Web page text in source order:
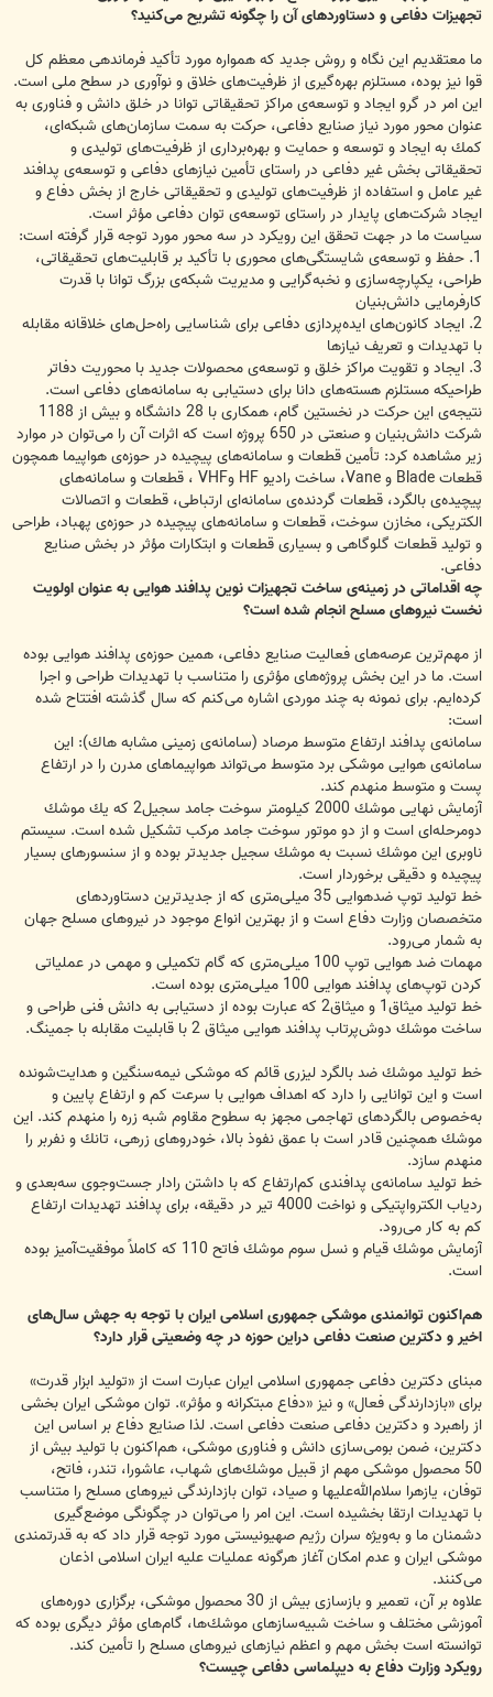
تجهیزات دفاعی و دستاوردهای آن را چگونه تشریح می‌كنید؟
ما معتقدیم این نگاه و روش جدید كه همواره مورد تأكید فرماندهی معظم كل
قوا نیز بوده، مستلزم بهره‌گیری از ظرفیت‌های خلاق و نوآوری در سطح ملی است.
این امر در گرو ایجاد و توسعه‌ی مراكز تحقیقاتی توانا در خلق دانش و فناوری به
عنوان محور مورد نیاز صنایع دفاعی، حركت به سمت سازمان‌های شبكه‌ای،
كمك به ایجاد و توسعه و حمایت و بهره‌برداری از ظرفیت‌های تولیدی و
تحقیقاتی بخش غیر دفاعی در راستای تأمین نیازهای دفاعی و توسعه‌ی پدافند
غیر عامل و استفاده از ظرفیت‌های تولیدی و تحقیقاتی خارج از بخش دفاع و
ایجاد شركت‌های پایدار در راستای توسعه‌ی توان دفاعی مؤثر است.
سیاست ما در جهت تحقق این رویكرد در سه محور مورد توجه قرار گرفته است:
1. حفظ و توسعه‌ی شایستگی‌های محوری با تأكید بر قابلیت‌های تحقیقاتی،
طراحی، یكپارچه‌سازی و نخبه‌گرایی و مدیریت شبكه‌ی بزرگ توانا با قدرت
كارفرمایی دانش‌بنیان
2. ایجاد كانون‌های ایده‌پردازی دفاعی برای شناسایی راه‌حل‌های خلاقانه مقابله
با تهدیدات و تعریف نیازها
3. ایجاد و تقویت مراكز خلق و توسعه‌ی محصولات جدید با محوریت دفاتر
طراحیكه مستلزم هسته‌های دانا برای دستیابی به سامانه‌های دفاعی است.
نتیجه‌ی این حركت در نخستین گام، همكاری با 28 دانشگاه و بیش از 1188
شركت دانش‌بنیان و صنعتی در 650 پروژه است كه اثرات آن را می‌توان در موارد
زیر مشاهده كرد: تأمین قطعات و سامانه‌های پیچیده در حوزه‌ی هواپیما همچون
قطعات Blade و Vane، ساخت رادیو HF وVHF ، قطعات و سامانه‌های
پیچیده‌ی بالگرد، قطعات گردنده‌ی سامانه‌ای ارتباطی، قطعات و اتصالات
الكتریكی، مخازن سوخت، قطعات و سامانه‌های پیچیده در حوزه‌ی پهباد، طراحی
و تولید قطعات گلوگاهی و بسیاری قطعات و ابتكارات مؤثر در بخش صنایع
دفاعی.
چه اقداماتی در زمینه‌ی ساخت تجهیزات نوین پدافند هوایی به عنوان اولویت
نخست نیروهای مسلح انجام شده است؟
از مهم‌ترین عرصه‌های فعالیت صنایع دفاعی، همین حوزه‌ی پدافند هوایی بوده
است. ما در این بخش پروژه‌های مؤثری را متناسب با تهدیدات طراحی و اجرا
كرده‌ایم. برای نمونه به چند موردی اشاره می‌كنم كه سال گذشته افتتاح شده
است:
سامانه‌ی پدافند ارتفاع متوسط مرصاد (سامانه‌ی زمینی مشابه هاك): این
سامانه‌ی هوایی موشكی برد متوسط می‌تواند هواپیماهای مدرن را در ارتفاع
پست و متوسط منهدم كند.
آزمایش نهایی موشك 2000 كیلومتر سوخت جامد سجیل2 كه یك موشك
دومرحله‌ای است و از دو موتور سوخت جامد مركب تشكیل شده است. سیستم
ناوبری این موشك نسبت به موشك سجیل جدیدتر بوده و از سنسورهای بسیار
پیچیده و دقیقی برخوردار است.
خط تولید توپ ضدهوایی 35 میلی‌متری كه از جدیدترین دستاوردهای
متخصصان وزارت دفاع است و از بهترین انواع موجود در نیروهای مسلح جهان
به شمار می‌رود.
مهمات ضد هوایی توپ 100 میلی‌متری كه گام تكمیلی و مهمی در عملیاتی
كردن توپ‌های پدافند هوایی 100 میلی‌متری بوده است.
خط تولید میثاق1 و میثاق2 كه عبارت بوده از دستیابی به دانش فنی طراحی و
ساخت موشك دوش‌پرتاب پدافند هوایی میثاق 2 با قابلیت مقابله با جمینگ.
خط تولید موشك ضد بالگرد لیزری قائم كه موشكی نیمه‌سنگین و هدایت‌شونده
است و این توانایی را دارد كه اهداف هوایی با سرعت كم و ارتفاع پایین و
به‌خصوص بالگردهای تهاجمی مجهز به سطوح مقاوم شبه زره را منهدم كند. این
موشك همچنین قادر است با عمق نفوذ بالا، خودروهای زرهی، تانك و نفربر را
منهدم سازد.
خط تولید سامانه‌ی پدافندی كم‌ارتفاع كه با داشتن رادار جست‌وجوی سه‌بعدی و
ردیاب الكترواپتیكی و نواخت 4000 تیر در دقیقه، برای پدافند تهدیدات ارتفاع
كم به كار می‌رود.
آزمایش موشك قیام و نسل سوم موشك فاتح 110 كه كاملاً موفقیت‌آمیز بوده
است.
هم‌اكنون توانمندی موشكی جمهوری اسلامی ایران با توجه به جهش سال‌های
اخیر و دكترین صنعت دفاعی دراین حوزه در چه وضعیتی قرار دارد؟
مبنای دكترین دفاعی جمهوری اسلامی ایران عبارت است از «تولید ابزار قدرت»
برای «بازدارندگی فعال» و نیز «دفاع مبتكرانه و مؤثر». توان موشكی ایران بخشی
از راهبرد و دكترین دفاعی صنعت دفاعی است. لذا صنایع دفاع بر اساس این
دكترین، ضمن بومی‌سازی دانش و فناوری موشكی، هم‌اكنون با تولید بیش از
50 محصول موشكی مهم از قبیل موشك‌های شهاب، عاشورا، تندر، فاتح،
توفان، یازهرا سلام‌الله‌علیها و صیاد، توان بازدارندگی نیروهای مسلح را متناسب
با تهدیدات ارتقا بخشیده است. این امر را می‌توان در چگونگی موضع‌گیری
دشمنان ما و به‌ویژه سران رژیم صهیونیستی مورد توجه قرار داد كه به قدرتمندی
موشكی ایران و عدم امكان آغاز هرگونه عملیات علیه ایران اسلامی اذعان
می‌كنند.
علاوه بر آن، تعمیر و بازسازی بیش از 30 محصول موشكی، برگزاری دوره‌های
آموزشی مختلف و ساخت شبیه‌ساز‌های موشك‌ها، گام‌های مؤثر دیگری بوده كه
توانسته است بخش مهم و اعظم نیازهای نیروهای مسلح را تأمین كند.
رویكرد وزارت دفاع به دیپلماسی دفاعی چیست؟